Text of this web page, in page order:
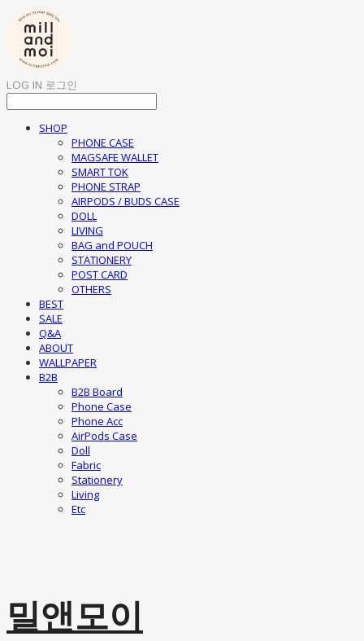
LOG IN 로그인
SHOP
PHONE CASE
MAGSAFE WALLET
SMART TOK
PHONE STRAP
AIRPODS / BUDS CASE
DOLL
LIVING
BAG and POUCH
STATIONERY
POST CARD
OTHERS
BEST
SALE
Q&A
ABOUT
WALLPAPER
B2B
B2B Board
Phone Case
Phone Acc
AirPods Case
Doll
Fabric
Stationery
Living
Etc
밀앤모이